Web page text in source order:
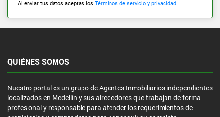
Al enviar tus datos aceptas los Términos de servicio y privacidad
QUIÉNES SOMOS
Nuestro portal es un grupo de Agentes Inmobiliarios independientes
localizados en Medellín y sus alrededores que trabajan de forma
profesional y responsable para atender los requerimientos de